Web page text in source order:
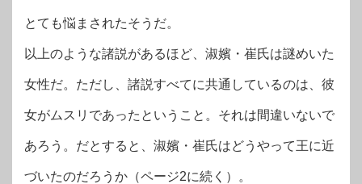
とても悩まされたそうだ。
以上のような諸説があるほど、淑嬪・崔氏は謎めいた
女性だ。ただし、諸説すべてに共通しているのは、彼
女がムスリであったということ。それは間違いないで
あろう。だとすると、淑嬪・崔氏はどうやって王に近
づいたのだろうか（ページ2に続く）。